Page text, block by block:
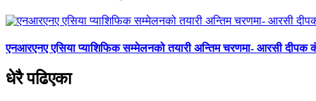
एनआरएनए एसिया प्याशिफिक सम्मेलनको तयारी अन्तिम चरणमा- आरसी
धेरै पढिएका